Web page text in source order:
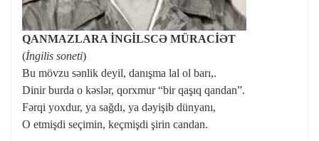
QANMAZLARA İNGİLSCƏ MÜRACİƏT
(İngilis soneti)
Bu mövzu sənlik deyil, danışma lal ol barı,.
Dinir burda o kəslər, qorxmur “bir qaşıq qandan”.
Fərqi yoxdur, ya sağdı, ya dəyişib dünyanı,
O etmişdi seçimin, keçmişdi şirin candan.